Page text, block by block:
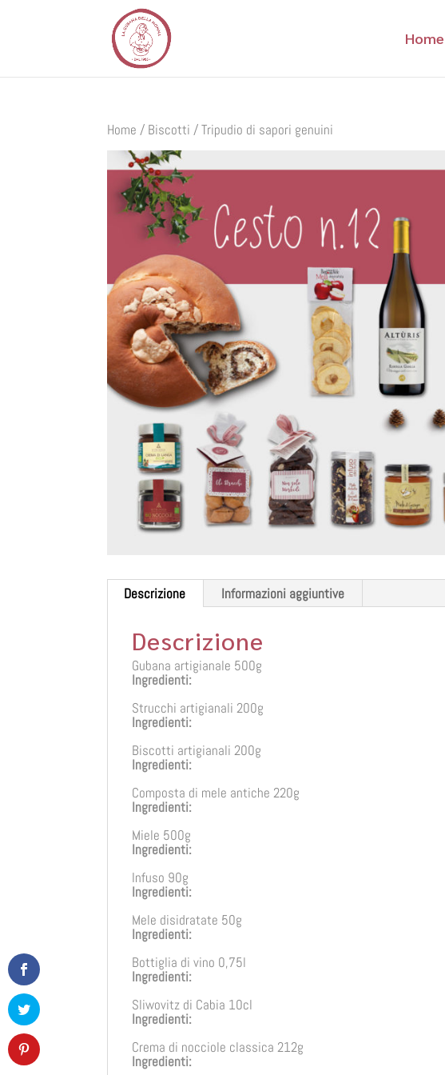
Home
Home / Biscotti / Tripudio di sapori genuini
Descrizione Informazioni aggiuntive
Descrizione
Gubana artigianale 500g
Ingredienti:
Strucchi artigianali 200g
Ingredienti:
Biscotti artigianali 200g
Ingredienti:
Composta di mele antiche 220g
Ingredienti:
Miele 500g
Ingredienti:
Infuso 90g
Ingredienti:
Mele disidratate 50g
Ingredienti:
Bottiglia di vino 0,75l
Ingredienti:
Sliwovitz di Cabia 10cl
Ingredienti:
Crema di nocciole classica 212g
Ingredienti: